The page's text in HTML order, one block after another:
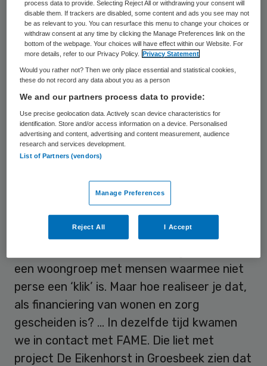
Bert Blaauw van Stichting KleinGeluk/De
Goede Zorg.
Over overheidsbeleid
De ideeën voor Veldhuis dateren al van bijna
tien jaar geleden, zegt Blaauw. “In 2012
zaten we met een enorm
vastgoedprobleem. We konden geen
nieuwbouw realiseren. Terwijl wij juist een
droom hadden: we wilden hoogwaardige
woongelegenheid bieden aan mensen die
door dementie niet meer thuis konden
een woongroep met mensen waarmee niet
perse een ‘klik’ is. Maar hoe realiseer je dat,
als financiering van wonen en zorg
gescheiden is? … In dezelfde tijd kwamen
we in contact met FAME. Die liet met
project De Eikenhorst in Groesbeek zien dat
process data to provide. Selecting Reject All or withdrawing your consent will
disable them. If trackers are disabled, some content and ads you see may not
be as relevant to you. You can resurface this menu to change your choices or
withdraw consent at any time by clicking the Manage Preferences link on the
bottom of the webpage. Your choices will have effect within our Website. For
more details, refer to our Privacy Policy.
Privacy Statement
Would you rather not? Then we only place essential and statistical cookies,
these do not record any data about you as a person
We and our partners process data to provide:
Use precise geolocation data. Actively scan device characteristics for
identification. Store and/or access information on a device. Personalised
advertising and content, advertising and content measurement, audience
research and services development.
List of Partners (vendors)
Manage Preferences
Reject All I Accept